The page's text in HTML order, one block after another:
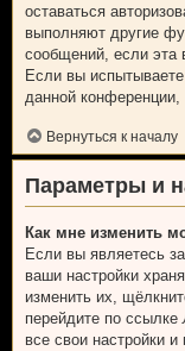
оставаться
выполняют другие
сообщений, если эта
Если вы
данной
Вернуться к началу
Параметры и
Как мне изменить
Если вы являетесь
ваши настройки
изменить их,
перейдите по ссылке
все свои настройки и